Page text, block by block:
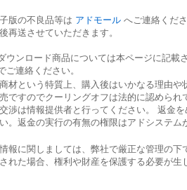
版の不良品等は アドモール へご連絡くださ
再送させていただきます。
ウンロード商品については本ページに記載
ご連絡ください。
材という特質上、購入後はいかなる理由
ですのでクーリングオフは法的に認めら
渉は情報提供者と行ってください。 返金
。返金の実行の有無の権限はアドシステム
報に関しましては、弊社で厳正な管理の
れた場合、権利や財産を保護する必要が生